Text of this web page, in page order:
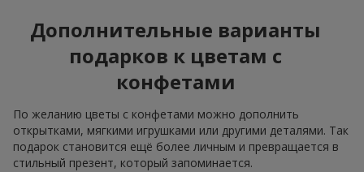
Дополнительные варианты
подарков к цветам с
конфетами
По желанию цветы с конфетами можно дополнить
открытками, мягкими игрушками или другими деталями. Так
подарок становится ещё более личным и превращается в
стильный презент, который запоминается.